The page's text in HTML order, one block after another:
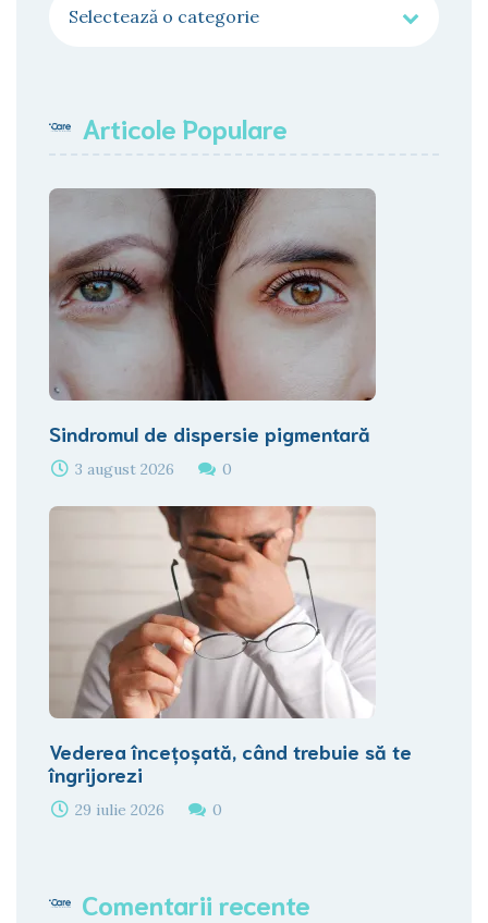
Articole Populare
Sindromul de dispersie pigmentară
3 august 2026 0
Vederea încețoșată, când trebuie să te
îngrijorezi
29 iulie 2026 0
Comentarii recente